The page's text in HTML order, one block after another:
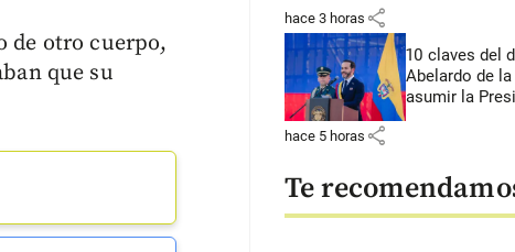
de otro cuerpo,
que su
hace 3 horas share
10 claves del
Abelardo de la
asumir la
hace 5 horas share
Te